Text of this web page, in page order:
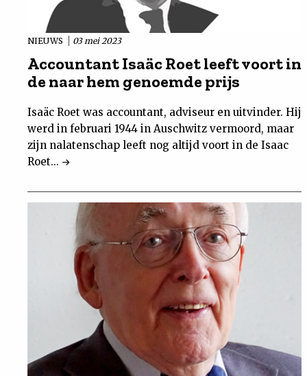
NIEUWS 03 mei 2023
Accountant Isaäc Roet leeft voort in
de naar hem genoemde prijs
Isaäc Roet was accountant, adviseur en uitvinder. Hij
werd in februari 1944 in Auschwitz vermoord, maar
zijn nalatenschap leeft nog altijd voort in de Isaac
Roet...